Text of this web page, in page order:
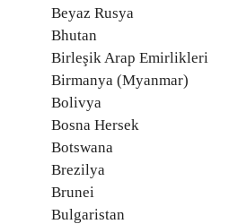
Beyaz Rusya
Bhutan
Birleşik Arap Emirlikleri
Birmanya (Myanmar)
Bolivya
Bosna Hersek
Botswana
Brezilya
Brunei
Bulgaristan